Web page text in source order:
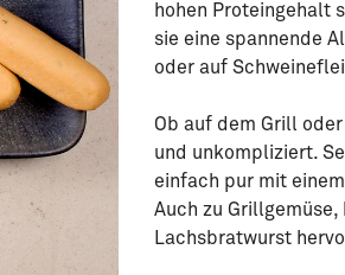
hohen Proteingehalt
sie eine spannende
oder auf
Ob auf dem Grill
und unkompliziert.
einfach pur mit
Auch zu
Lachsbratwurst